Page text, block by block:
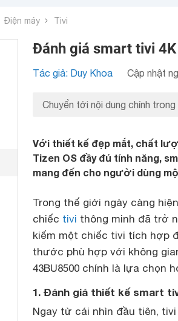
Điện máy Tivi
Đánh giá smart tivi
Tác giả: Duy Khoa Cập nhật
Chuyển tới nội dung chính trong
Với thiết kế đẹp mắt, chất
Tizen OS đầy đủ tính năng,
mang đến cho người dùng
Trong thế giới ngày càng
chiếc tivi thông minh đã trở
kiếm một chiếc tivi tích hợp
thước phù hợp với không
43BU8500 chính là lựa chọn
1. Đánh giá thiết kế smart
Ngay từ cái nhìn đầu tiên,